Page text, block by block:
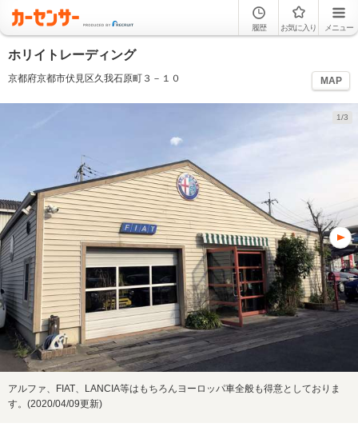
履歴 お気に入り メニュー
ホリイトレーディング
京都府京都市伏見区久我石原町３－１０ MAP
1/3
アルファ、FIAT、LANCIA等はもちろんヨーロッパ車全般も得意としておりま
す。(2020/04/09更新)